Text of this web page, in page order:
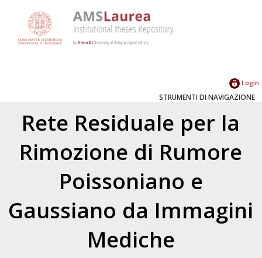
Login
STRUMENTI DI NAVIGAZIONE
Rete Residuale per la
Rimozione di Rumore
Poissoniano e
Gaussiano da Immagini
Mediche